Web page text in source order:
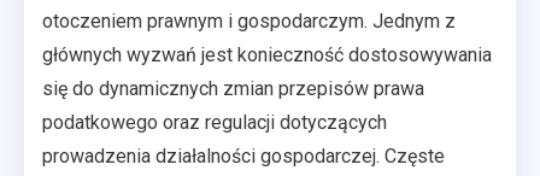
otoczeniem prawnym i gospodarczym. Jednym z
głównych wyzwań jest konieczność dostosowywania
się do dynamicznych zmian przepisów prawa
podatkowego oraz regulacji dotyczących
prowadzenia działalności gospodarczej. Częste